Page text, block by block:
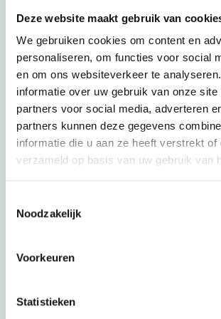
Deze website maakt gebruik van
We gebruiken cookies om content en
personaliseren, om functies voor social
en om ons websiteverkeer te
informatie over uw gebruik van onze site
partners voor social media, adverteren
partners kunnen deze gegevens
informatie die u aan ze heeft verstrekt of
verzameld op basis van uw gebruik van
Noodzakelijk
Voorkeuren
Statistieken
2.3 km
Vilt een ijstijdbeest
Vilt een ijstijdbeest bij
Hunebedcentrum
2.3 km
Uitagenda
Vertelmiddag
Vertelmiddag over
de hunebedbouwers.
Lees meer Vertelmiddag Hunbedcentrum
Maak kennis met de
Drenthe bij het
Herfsttip! Stenen
determineren bij
Lees meer Stenen zoeken
Doe mee en maak kans op één